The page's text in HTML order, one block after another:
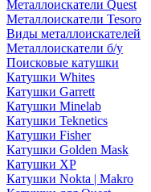
Металлоискатели Quest
Металлоискатели Tesoro
Виды металлоискателей
Металлоискатели б/у
Поисковые катушки
Катушки Whites
Катушки Garrett
Катушки Minelab
Катушки Teknetics
Катушки Fisher
Катушки Golden Mask
Катушки XP
Катушки Nokta | Makro